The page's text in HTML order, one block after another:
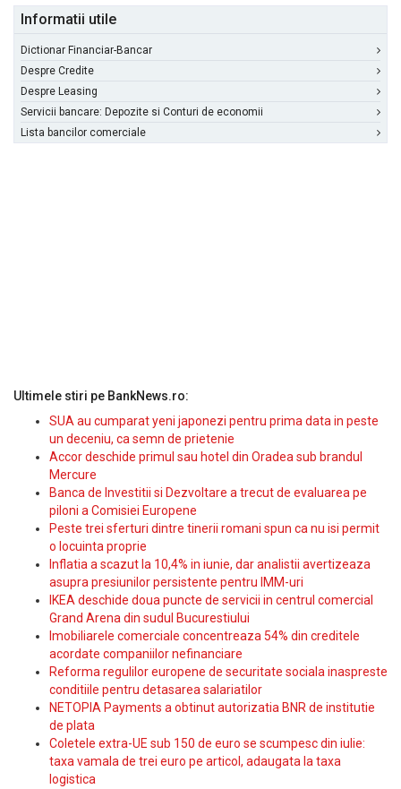
Informatii utile
Dictionar Financiar-Bancar
Despre Credite
Despre Leasing
Servicii bancare: Depozite si Conturi de economii
Lista bancilor comerciale
Ultimele stiri pe BankNews.ro:
SUA au cumparat yeni japonezi pentru prima data in peste
un deceniu, ca semn de prietenie
Accor deschide primul sau hotel din Oradea sub brandul
Mercure
Banca de Investitii si Dezvoltare a trecut de evaluarea pe
piloni a Comisiei Europene
Peste trei sferturi dintre tinerii romani spun ca nu isi permit
o locuinta proprie
Inflatia a scazut la 10,4% in iunie, dar analistii avertizeaza
asupra presiunilor persistente pentru IMM-uri
IKEA deschide doua puncte de servicii in centrul comercial
Grand Arena din sudul Bucurestiului
Imobiliarele comerciale concentreaza 54% din creditele
acordate companiilor nefinanciare
Reforma regulilor europene de securitate sociala inaspreste
conditiile pentru detasarea salariatilor
NETOPIA Payments a obtinut autorizatia BNR de institutie
de plata
Coletele extra-UE sub 150 de euro se scumpesc din iulie:
taxa vamala de trei euro pe articol, adaugata la taxa
logistica